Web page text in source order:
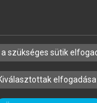
CÉGEKNEK
ÉS LEKTORÁLÁSI
a szükséges sütik
elfogadása